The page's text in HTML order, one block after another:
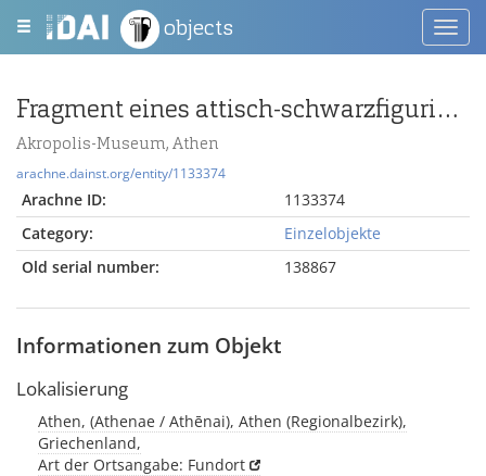
objects
Fragment eines attisch-schwarzfigurigen Tellers mit Athena
Akropolis-Museum, Athen
arachne.dainst.org/entity/1133374
Arachne ID:
1133374
Category:
Einzelobjekte
Old serial number:
138867
Informationen zum Objekt
Lokalisierung
Athen, (Athenae / Athēnai), Athen (Regionalbezirk),
Griechenland,
Art der Ortsangabe: Fundort